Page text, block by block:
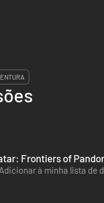
Frontiers of
Adicionar à minha lista de